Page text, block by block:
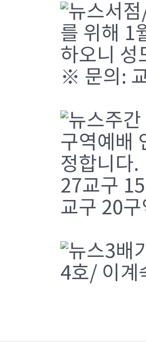
서
를 위해 1
하오니 성
※ 문의:
주
구역예배
정합니다.
27교구
교구 20
3배
4호/ 이계